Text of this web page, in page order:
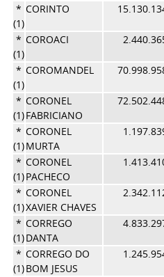
*
(1)
CORINTO
*
(1)
COROACI
*
(1)
COROMANDEL
*
(1)
CORONEL
FABRICIANO
*
(1)
CORONEL
MURTA
*
(1)
CORONEL
PACHECO
*
(1)
CORONEL
XAVIER CHAVES
*
(1)
CORREGO
DANTA
*
(1)
CORREGO DO
BOM JESUS